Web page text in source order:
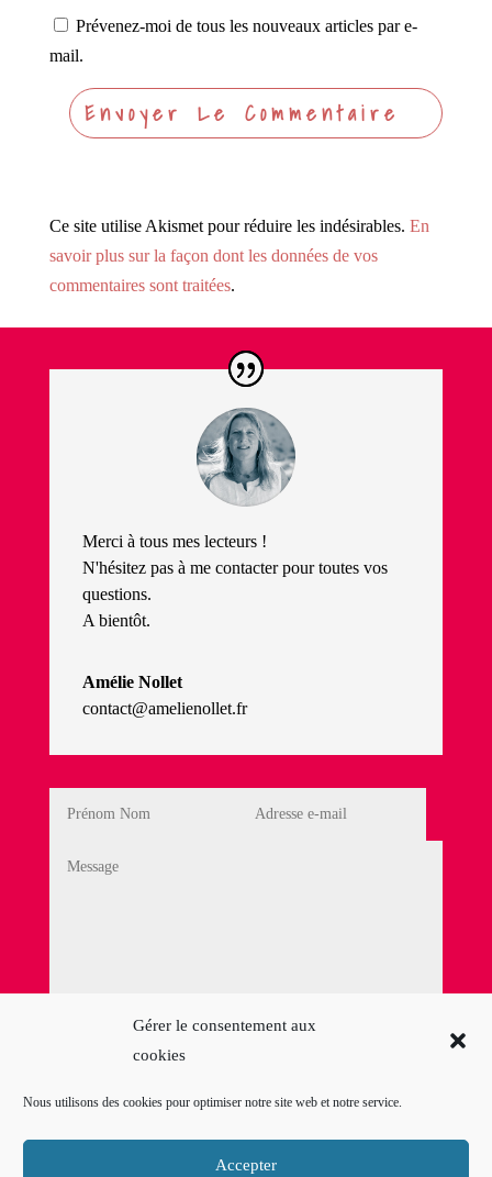
Gérer le consentement aux
cookies
Nous utilisons des cookies pour optimiser notre site web et notre service.
Accepter
Prévenez-moi de tous les nouveaux articles par e-
mail.
Ce site utilise Akismet pour réduire les indésirables. En
savoir plus sur la façon dont les données de vos
commentaires sont traitées.
Merci à tous mes lecteurs !
N'hésitez pas à me contacter pour toutes vos
questions.
A bientôt.
Amélie Nollet
contact@amelienollet.fr
Politique de Confidentialité
En cochant cette case, j'accepte la
message